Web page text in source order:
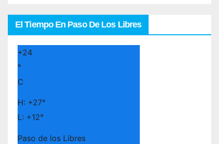
El Tiempo En Paso De Los Libres
+24
°
C
H: +27°
L: +12°
Paso de los Libres